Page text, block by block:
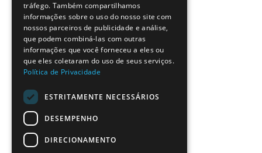
tráfego. Também compartilhamos
informações sobre o uso do nosso site com
nossos parceiros de publicidade e análise,
que podem combiná-las com outras
informações que você forneceu a eles ou
que eles coletaram do uso de seus serviços.
Política de Privacidade
ESTRITAMENTE NECESSÁRIOS
DESEMPENHO
DIRECIONAMENTO